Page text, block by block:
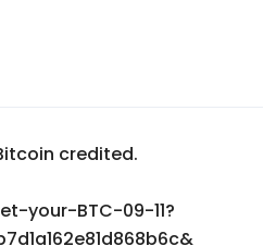
credited.
your-BTC-09-11?